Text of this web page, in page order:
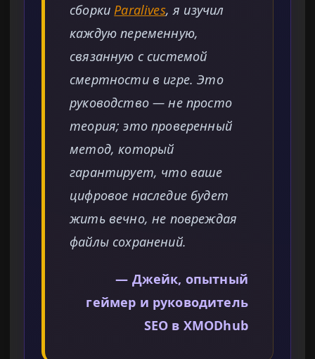
сборки Paralives, я изучил
каждую переменную,
связанную с системой
смертности в игре. Это
руководство — не просто
теория; это проверенный
метод, который
гарантирует, что ваше
цифровое наследие будет
жить вечно, не повреждая
файлы сохранений.
— Джейк, опытный
геймер и руководитель
SEO в XMODhub